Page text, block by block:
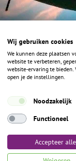
F
a
c
o
o
I
n
s
g
a
Y
o
u
b
ALGEMENE
Het Geheim over
Algemene voorwaarden
Wij gebruiken cookies
We kunnen deze plaatsen
website te verbeteren,
website-ervaring te bieden.
open je de instellingen.
Noodzakelijk
Functioneel
Accepteer